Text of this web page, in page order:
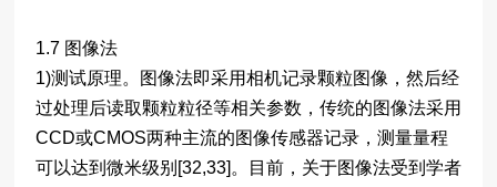
1.7 图像法
1)测试原理。图像法即采用相机记录颗粒图像，然后经
过处理后读取颗粒粒径等相关参数，传统的图像法采用
CCD或CMOS两种主流的图像传感器记录，测量量程
可以达到微米级别[32,33]。目前，关于图像法受到学者